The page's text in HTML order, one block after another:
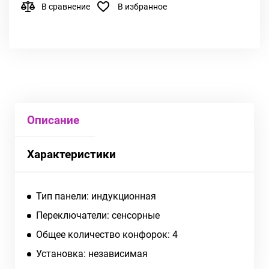
В сравнение В избранное
Описание
Характеристики
Тип панели: индукционная
Переключатели: сенсорные
Общее количество конфорок: 4
Установка: независимая